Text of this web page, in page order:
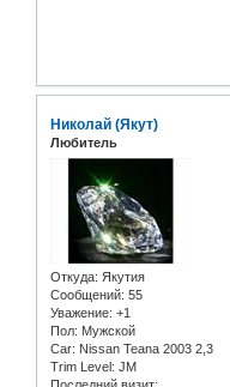
Николай (Якут)
Любитель
Откуда: Якутия
Сообщений: 55
Уважение: +1
Пол: Мужской
Car: Nissan Teana 2003 2,3
Trim Level: JM
Последний визит: